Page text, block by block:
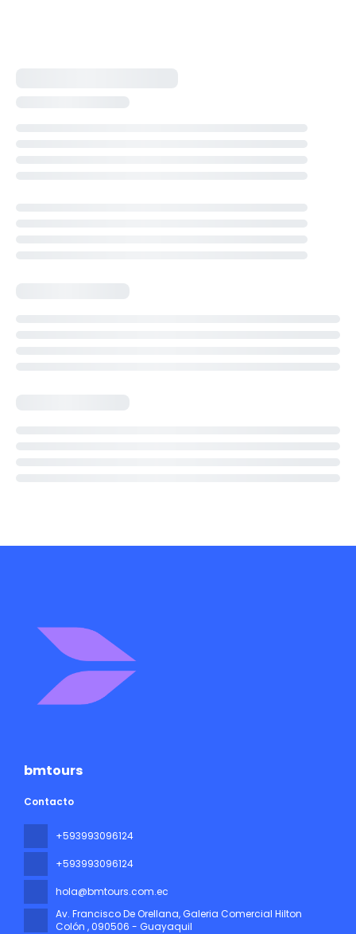
bmtours
Contacto
+593993096124
+593993096124
hola@bmtours.com.ec
Av. Francisco De Orellana, Galeria Comercial Hilton
Colón , 090506 - Guayaquil